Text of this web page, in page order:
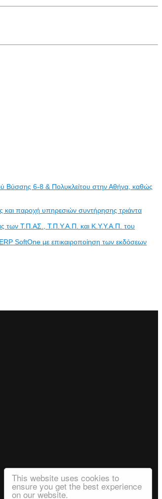
This website uses cookies to
ensure you get the best experience
on our website.
Βύσσης 6-8 & Πολυκλείτου στην Αθήνα, καθώς
και παροχή υπηρεσιών συντήρησης τριάντα
των Τ.Π.ΑΣ., Τ.Π.Υ.Α.Π. και Κ.Υ.Υ.Α.Π. του
SoftOne με επικαιροποίηση των εκδόσεων